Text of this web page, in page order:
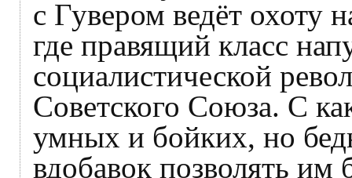
с Гувером ведёт охоту
где правящий класс
социалистической
Советского Союза. С
умных и бойких, но
вдобавок позволять им